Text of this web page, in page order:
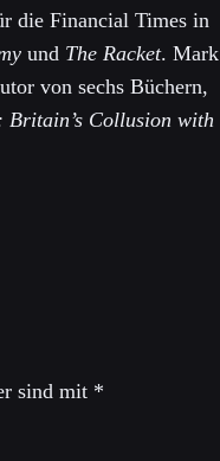
die Financial Times in
und The Racket. Mark
von sechs Büchern,
Britain’s Collusion with
sind mit *